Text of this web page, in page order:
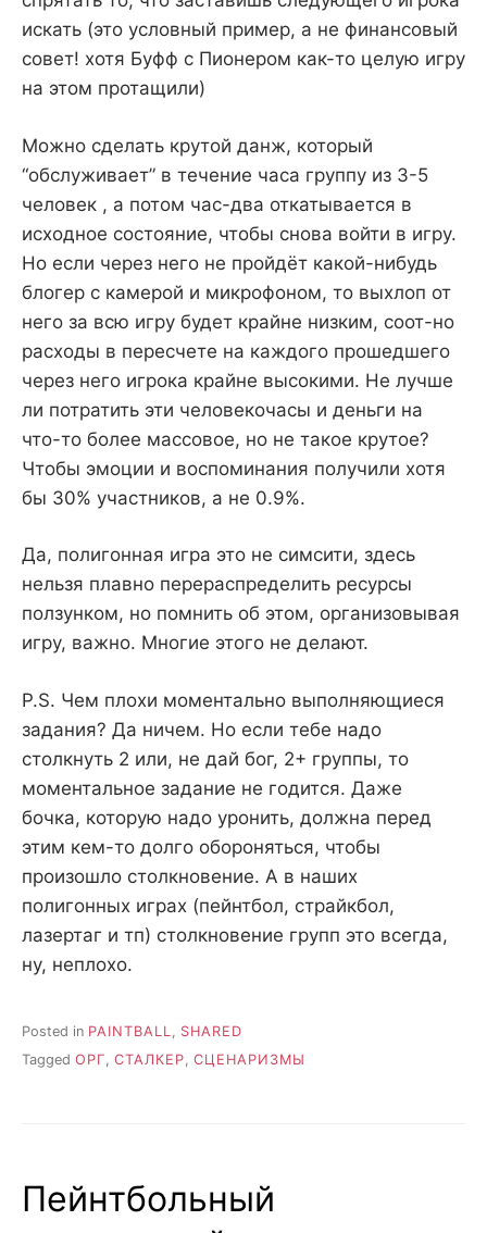
искать (это условный пример, а не финансовый
совет! хотя Буфф с Пионером как-то целую игру
на этом протащили)
Можно сделать крутой данж, который
“обслуживает” в течение часа группу из 3-5
человек , а потом час-два откатывается в
исходное состояние, чтобы снова войти в игру.
Но если через него не пройдёт какой-нибудь
блогер с камерой и микрофоном, то выхлоп от
него за всю игру будет крайне низким, соот-но
расходы в пересчете на каждого прошедшего
через него игрока крайне высокими. Не лучше
ли потратить эти человекочасы и деньги на
что-то более массовое, но не такое крутое?
Чтобы эмоции и воспоминания получили хотя
бы 30% участников, а не 0.9%.
Да, полигонная игра это не симсити, здесь
нельзя плавно перераспределить ресурсы
ползунком, но помнить об этом, организовывая
игру, важно. Многие этого не делают.
P.S. Чем плохи моментально выполняющиеся
задания? Да ничем. Но если тебе надо
столкнуть 2 или, не дай бог, 2+ группы, то
моментальное задание не годится. Даже
бочка, которую надо уронить, должна перед
этим кем-то долго обороняться, чтобы
произошло столкновение. А в наших
полигонных играх (пейнтбол, страйкбол,
лазертаг и тп) столкновение групп это всегда,
ну, неплохо.
Posted in PAINTBALL
SHARED
Tagged ОРГ, СТАЛКЕР, СЦЕНАРИЗМЫ
Пейнтбольный